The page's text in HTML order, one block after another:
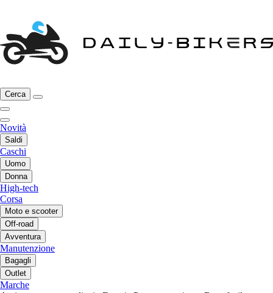
Cerca
Novità
Saldi
Caschi
Uomo
Donna
High-tech
Corsa
Moto e scooter
Off-road
Avventura
Manutenzione
Bagagli
Outlet
Marche